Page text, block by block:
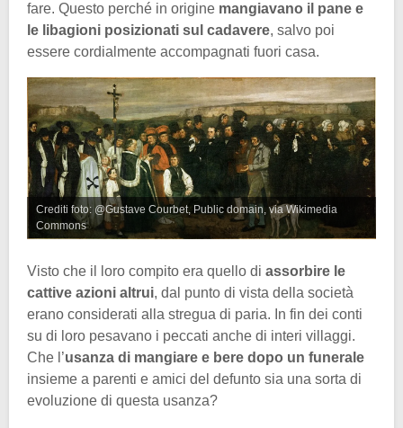
fare. Questo perché in origine mangiavano il pane e
le libagioni posizionati sul cadavere, salvo poi
essere cordialmente accompagnati fuori casa.
Crediti foto: @Gustave Courbet, Public domain, via Wikimedia
Commons
Visto che il loro compito era quello di assorbire le
cattive azioni altrui, dal punto di vista della società
erano considerati alla stregua di paria. In fin dei conti
su di loro pesavano i peccati anche di interi villaggi.
Che l’usanza di mangiare e bere dopo un funerale
insieme a parenti e amici del defunto sia una sorta di
evoluzione di questa usanza?